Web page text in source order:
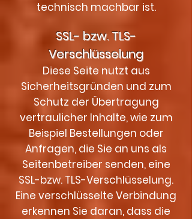
technisch machbar ist.
SSL- bzw. TLS-
Verschlüsselung
Diese Seite nutzt aus
Sicherheitsgründen und zum
Schutz der Übertragung
vertraulicher Inhalte, wie zum
Beispiel Bestellungen oder
Anfragen, die Sie an uns als
Seitenbetreiber senden, eine
SSL-bzw. TLS-Verschlüsselung.
Eine verschlüsselte Verbindung
erkennen Sie daran, dass die